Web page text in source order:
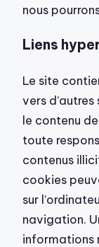
nous
Liens
Le site
vers
le contenu
toute
contenus
cookies
sur
navigation.
informations